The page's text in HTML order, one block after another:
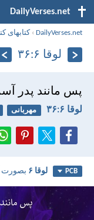
DailyVerses.net
DailyVerses.net
›کتابهای
لوقا ۶:‏۳۶
پس مانند پدر
لوقا ۶:‏۳۶ مهربانی
PCB لوقا ۶ بصورت